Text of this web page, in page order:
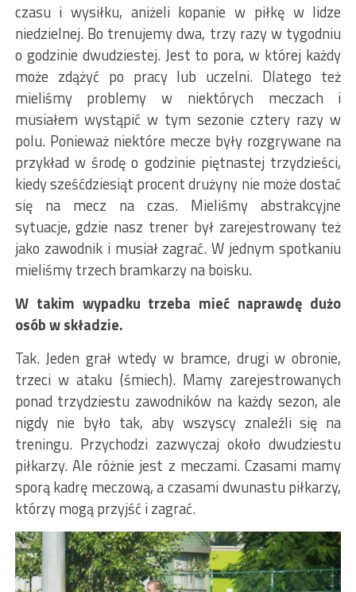
czasu i wysiłku, aniżeli kopanie w piłkę w lidze
niedzielnej. Bo trenujemy dwa, trzy razy w tygodniu
o godzinie dwudziestej. Jest to pora, w której każdy
może zdążyć po pracy lub uczelni. Dlatego też
mieliśmy problemy w niektórych meczach i
musiałem wystąpić w tym sezonie cztery razy w
polu. Ponieważ niektóre mecze były rozgrywane na
przykład w środę o godzinie piętnastej trzydzieści,
kiedy sześćdziesiąt procent drużyny nie może dostać
się na mecz na czas. Mieliśmy abstrakcyjne
sytuacje, gdzie nasz trener był zarejestrowany też
jako zawodnik i musiał zagrać. W jednym spotkaniu
mieliśmy trzech bramkarzy na boisku.
W takim wypadku trzeba mieć naprawdę dużo
osób w składzie.
Tak. Jeden grał wtedy w bramce, drugi w obronie,
trzeci w ataku (śmiech). Mamy zarejestrowanych
ponad trzydziestu zawodników na każdy sezon, ale
nigdy nie było tak, aby wszyscy znaleźli się na
treningu. Przychodzi zazwyczaj około dwudziestu
piłkarzy. Ale różnie jest z meczami. Czasami mamy
sporą kadrę meczową, a czasami dwunastu piłkarzy,
którzy mogą przyjść i zagrać.